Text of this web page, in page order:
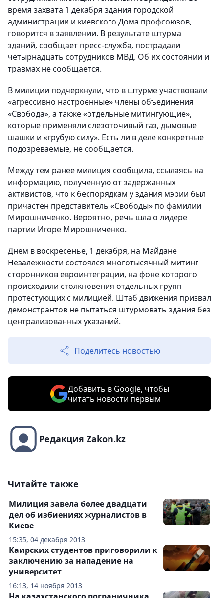
время захвата 1 декабря здания городской
администрации и киевского Дома профсоюзов,
говорится в заявлении. В результате штурма
зданий, сообщает пресс-служба, пострадали
четырнадцать сотрудников МВД. Об их состоянии и
травмах не сообщается.
В милиции подчеркнули, что в штурме участвовали
«агрессивно настроенные» члены объединения
«Свобода», а также «отдельные митингующие»,
которые применяли слезоточивый газ, дымовые
шашки и «грубую силу». Есть ли в деле конкретные
подозреваемые, не сообщается.
Между тем ранее милиция сообщила, ссылаясь на
информацию, полученную от задержанных
активистов, что к беспорядкам у здания мэрии был
причастен представитель «Свободы» по фамилии
Мирошниченко. Вероятно, речь шла о лидере
партии Игоре Мирошниченко.
Днем в воскресенье, 1 декабря, на Майдане
Незалежности состоялся многотысячный митинг
сторонников евроинтеграции, на фоне которого
происходили столкновения отдельных групп
протестующих с милицией. Штаб движения призвал
демонстрантов не пытаться штурмовать здания без
централизованных указаний.
Поделитесь новостью
Добавить в Google, чтобы
читать новости первым
Редакция Zakon.kz
Читайте также
15:35, 04 декабря 2013
Милиция завела более двадцати
дел об избиениях журналистов в
Киеве
16:13, 14 ноября 2013
Каирских студентов приговорили к
заключению за нападение на
университет